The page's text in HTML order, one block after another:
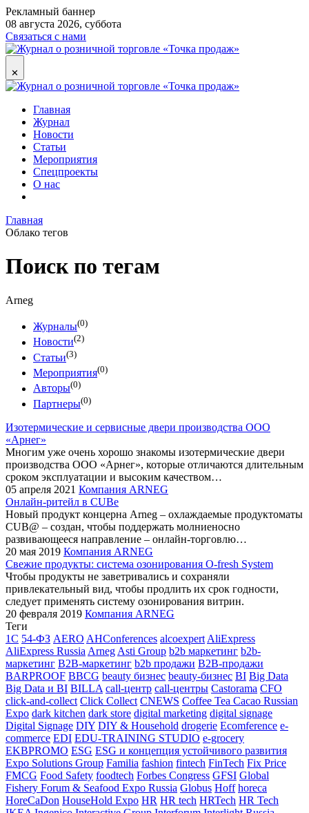
Рекламный баннер
08 августа 2026, суббота
Связаться с нами
✕
Главная
Журнал
Новости
Статьи
Мероприятия
Спецпроекты
О нас
Главная
Облако тегов
Поиск по тегам
Arneg
Журналы(0)
Новости(2)
Статьи(3)
Мероприятия(0)
Авторы(0)
Партнеры(0)
Изотермические и сервисные двери производства ООО
«Арнег»
Многим уже очень хорошо знакомы изотермические двери
производства ООО «Арнег», которые отличаются длительным
сроком эксплуатации и высоким качеством…
05 апреля 2021 Компания ARNEG
Онлайн-ритейл в CUBе
Новый продукт концерна Arneg – охлаждаемые продуктоматы
CUB@ – создан, чтобы поддержать молниеносно
развивающееся направление – онлайн­-торговлю…
20 мая 2019 Компания ARNEG
Свежие продукты: система озонирования O-fresh System
Чтобы продукты не заветривались и сохраняли
привлекательный вид, чтобы продлить их срок годности,
следует применять систему озонирования витрин.
20 февраля 2019 Компания ARNEG
Теги
1С 54-ФЗ AERO AHConferences alcoexpert AliExpress
AliExpress Russia Arneg Asti Group b2b маркетинг b2b-
маркетинг B2B-маркетинг b2b продажи B2B-продажи
BARPROOF BBCG beauty бизнес beauty-бизнес BI Big Data
Big Data и BI BILLA call-центр call-центры Castorama CFO
click-and-collect Click Collect CNEWS Coffee Tea Cacao Russian
Expo dark kitchen dark store digital marketing digital signage
Digital Signage DIY DIY & Household drogerie Ecomference e-
commerce EDI EDU-TRAINING STUDIO e-grocery
EKBPROMO ESG ESG и концепция устойчивого развития
Expo Solutions Group Familia fashion fintech FinTech Fix Price
FMCG Food Safety foodtech Forbes Congress GFSI Global
Fishery Forum & Seafood Expo Russia Globus Hoff horeca
HoreCaDon HouseHold Expo HR HR tech HRTech HR Tech